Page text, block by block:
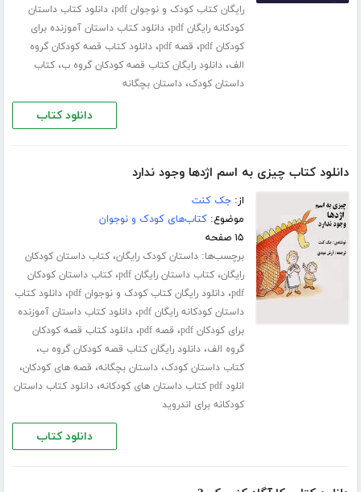
رایگان کتاب کودک و نوجوان pdf
،دانلود کتاب داستان
کودکانه رایگان pdf
،دانلود کتاب داستان آموزنده برای
کودکان pdf
، قصه pdf ،دانلود کتاب قصه کودکان گروه
الف،دانلود رایگان کتاب قصه کودکان گروه ب،کتاب
داستان کودک،داستان بچگانه
دانلود کتاب
دانلود کتاب چیزی به اسم اژدها وجود ندارد
از:جک کنت
موضوع:کتاب‌های کودک و نوجوان
۱۵ صفحه
برچسب‌ها:داستان کودک رایگان،کتاب داستان کودکان
رایگان،کتاب داستان رایگان pdf ،کتاب داستان کودکان
pdf،دانلود رایگان کتاب کودک و نوجوان pdf ،دانلود کتاب
داستان کودکانه رایگان pdf
،دانلود کتاب داستان آموزنده
برای کودکان pdf
، قصه pdf ،دانلود کتاب قصه کودکان
گروه الف،دانلود رایگان کتاب قصه کودکان گروه ب،
کتاب داستان کودک،داستان بچگانه، قصه های کودکان،
انلود pdf کتاب داستان های کودکانه ،دانلود کتاب داستان
کودکانه برای اندروید
دانلود کتاب